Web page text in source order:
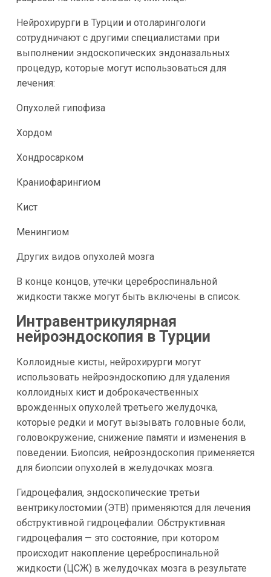
Нейрохирурги в Турции и отоларингологи
сотрудничают с другими специалистами при
выполнении эндоскопических эндоназальных
процедур, которые могут использоваться для
лечения:
Опухолей гипофиза
Хордом
Хондросарком
Краниофарингиом
Кист
Менингиом
Других видов опухолей мозга
В конце концов, утечки цереброспинальной
жидкости также могут быть включены в список.
Интравентрикулярная
нейроэндоскопия в Турции
Коллоидные кисты, нейрохирурги могут
использовать нейроэндоскопию для удаления
коллоидных кист и доброкачественных
врожденных опухолей третьего желудочка,
которые редки и могут вызывать головные боли,
головокружение, снижение памяти и изменения в
поведении. Биопсия, нейроэндоскопия применяется
для биопсии опухолей в желудочках мозга.
Гидроцефалия, эндоскопические третьи
вентрикулостомии (ЭТВ) применяются для лечения
обструктивной гидроцефалии. Обструктивная
гидроцефалия — это состояние, при котором
происходит накопление цереброспинальной
жидкости (ЦСЖ) в желудочках мозга в результате